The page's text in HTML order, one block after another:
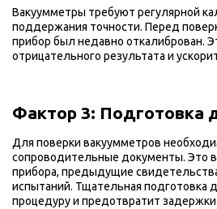
Вакуумметры требуют регулярной
поддержания точности. Перед
прибор был недавно откалиброван.
отрицательного результата и
Фактор 3: Подготовка
Для поверки вакуумметров
сопроводительные документы. Это
прибора, предыдущие
испытаний. Тщательная подготовка
процедуру и предотвратит задержки.